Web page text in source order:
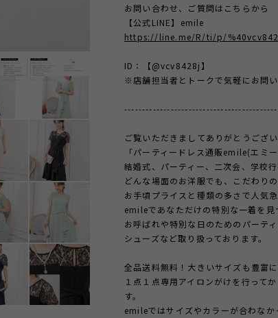
お問い合わせ、ご質問はこちらから
【公式LINE】emile
https://line.me/R/ti/p/
ID：【@vcv8428j】
※店舗担当者とトークで気軽にお問
ご覧いただきましてありがとうござ
「パーティードレス通販emile(エミ
結婚式、パーティー、二次会、学校
どんな場面のお洋服でも、こだわり
お手頃プライスと種類の多さで人気
emileであなただけの特別な一着を見
お呼ばれや特別な日のためのパーテ
シューズなど取り扱っております。
全品送料無料！大きいサイズも豊富
１点１点専用アイロンがけを行って
す。
emileではサイズやカラーが合わな